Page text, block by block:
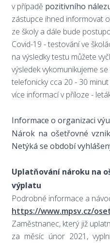
v případě pozitivního
zástupce ihned informovat
ze školy a dále bude
Covid-19 - testování ve
na výsledky testu můžete
výsledek vykomunikujeme
telefonicky cca 20 - 30
více informací v příloze -
Informace o organizaci
Nárok na ošetřovné
Netýká se období
Uplatňování nároku na
výplatu
Podrobné informace a
https://www.mpsv.cz/
Zaměstnanec, který již
za měsíc únor 2021,